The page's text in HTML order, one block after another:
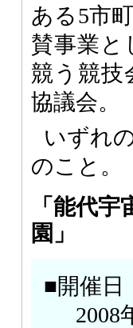
ある5市
賛事業と
競う競技
協議会。
いずれ
のこと。
「能代
園」
■開催日
2008